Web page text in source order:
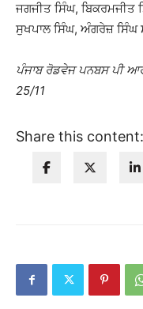
ਜਗਜੀਤ ਸਿੰਘ, ਬਿਕਰਮਜੀਤ
ਸੁਖਪਾਲ ਸਿੰਘ, ਅੰਗਰੇਜ਼ ਸਿੰਘ
ਪੰਜਾਬ ਰੋਡਵੇਜ ਪਨਬਸ ਪੀ
25/11
Share this content: